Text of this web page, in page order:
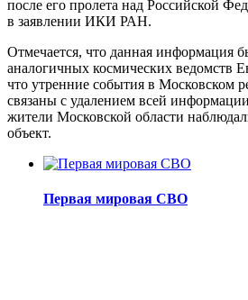
после его пролета над Российской
в заявлении ИКИ РАН.
Отмечается, что данная информация
аналогичных космических ведомств
что утренние события в Московском
связаны с удалением всей
жители Московской области
объект.
Первая мировая СВО